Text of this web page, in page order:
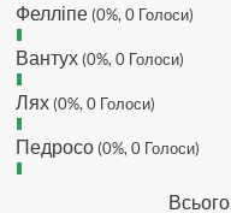
посилання?
вставляєш лінк на свій
SVAT:Ніби вставив, а все
на профіль, а нижче (
Фелліпе (0%, 0 Голоси)
Вантух (0%, 0 Голоси)
Лях (0%, 0 Голоси)
Педросо (0%, 0 Голоси)